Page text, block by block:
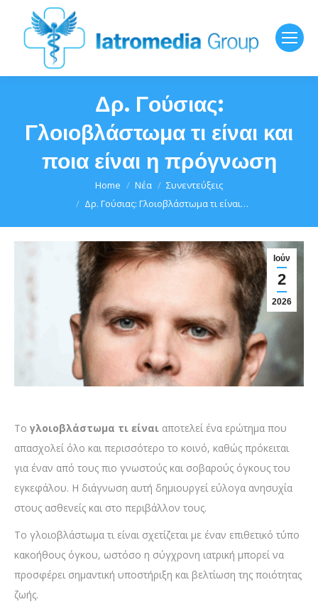
Δρ. Γούσιας:
Γλοιοβλάστωμα τι είναι και
ποια είναι η πρόγνωση
Home Νέα
Συνεντεύξεις
Δρ. Γούσιας: Γλοιοβλάστωμα τι είναι…
Ιούν
2
2026
Το γλοιοβλάστωμα τι είναι αποτελεί ένα ερώτημα που
απασχολεί όλο και περισσότερο το κοινό, καθώς πρόκειται
για έναν από τους πιο γνωστούς και σοβαρούς όγκους του
εγκεφάλου. Η διάγνωση αυτή δημιουργεί εύλογα ανησυχία
στους ασθενείς και στο περιβάλλον τους.
Το γλοιοβλάστωμα τι είναι σχετίζεται με έναν επιθετικό τύπο
κακοήθους όγκου, ωστόσο η σύγχρονη ιατρική μπορεί να
προσφέρει σημαντική υποστήριξη και βελτίωση της ποιότητας
ζωής.